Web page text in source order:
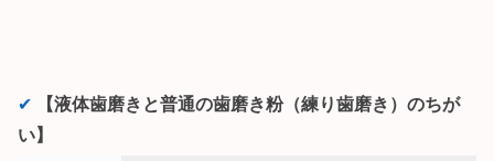
✔︎
【液体歯磨きと普通の歯磨き粉（練り歯磨き）のちが
い】